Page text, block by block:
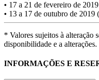
• 17 a 21 de fevereiro de
• 13 a 17 de outubro de
* Valores sujeitos à alteração
disponibilidade e a
INFORMAÇÕES E